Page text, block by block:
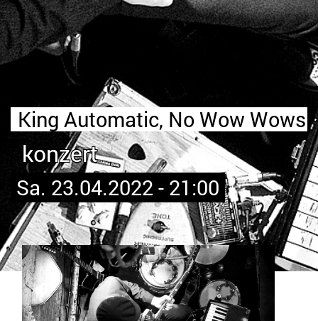
King Automatic, No Wow Wows
konzert
Sa. 23.04.2022 - 21:00
Bild